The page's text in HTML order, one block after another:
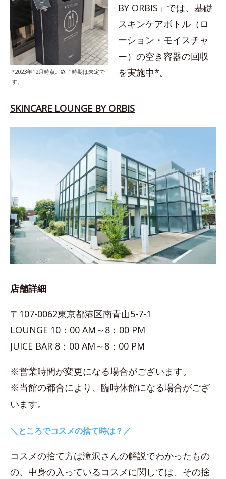
*2023年12月時点。終了時期は未定で
す。
BY ORBIS」では、基礎
スキンケアボトル（ロ
ーション・モイスチャ
ー）の空き容器の回収
を実施中*。
SKINCARE LOUNGE BY ORBIS
店舗詳細
〒107-0062東京都港区南青山5-7-1
LOUNGE 10：00 AM～8：00 PM
JUICE BAR 8：00 AM～8：00 PM
※営業時間が変更になる場合がございます。
※当館の都合により、臨時休館になる場合がござ
います。
＼ところでコスメの捨て時は？／
コスメの捨て方は滝沢さんの解説でわかったもの
の、中身の入っているコスメに関しては、その捨